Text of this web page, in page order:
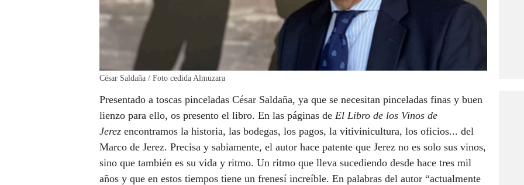
César Saldaña / Foto cedida Almuzara
Presentado a toscas pinceladas César Saldaña, ya que se necesitan pinceladas finas y buen
lienzo para ello, os presento el libro. En las páginas de El Libro de los Vinos de
Jerez encontramos la historia, las bodegas, los pagos, la vitivinicultura, los oficios... del
Marco de Jerez. Precisa y sabiamente, el autor hace patente que Jerez no es solo sus vinos,
sino que también es su vida y ritmo. Un ritmo que lleva sucediendo desde hace tres mil
años y que en estos tiempos tiene un frenesí increíble. En palabras del autor “actualmente